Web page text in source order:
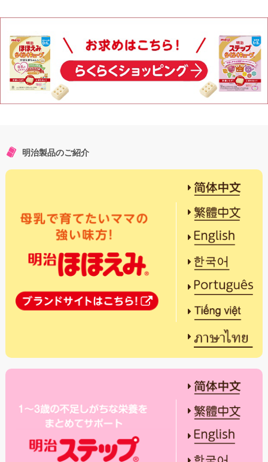
明治製品のご紹介